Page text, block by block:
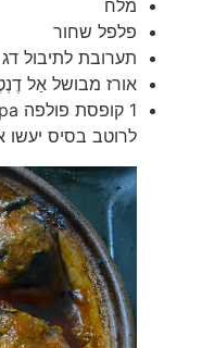
מלח
פלפל שחור
תערובת לתיבול דג (טיפ 2
אורז מבושל אַל דֶנְטֶה Al dente (לא לגמרי מבושל)
לרוטב בסיס יעשו